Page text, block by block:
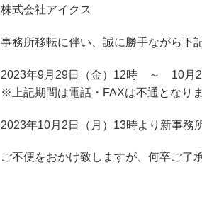
株式会社アイクス
事務所移転に伴い、誠に勝手ながら下
2023年9月29日（金）12時 ～ 10月2
※上記期間は電話・FAXは不通となり
2023年10月2日（月）13時より新事務
ご不便をおかけ致しますが、何卒ご了